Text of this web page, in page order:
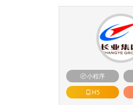
小程序
H5